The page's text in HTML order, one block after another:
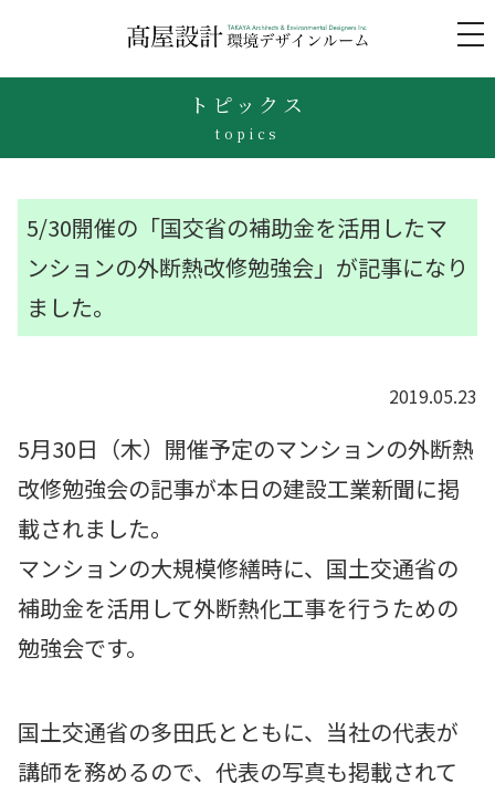
トピックス
topics
5/30開催の「国交省の補助金を活用したマ
ンションの外断熱改修勉強会」が記事になり
ました。
2019.05.23
5月30日（木）開催予定のマンションの外断熱
改修勉強会の記事が本日の建設工業新聞に掲
載されました。
マンションの大規模修繕時に、国土交通省の
補助金を活用して外断熱化工事を行うための
勉強会です。
国土交通省の多田氏とともに、当社の代表が
講師を務めるので、代表の写真も掲載されて